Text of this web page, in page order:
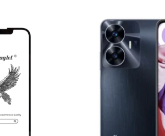
Trang Mobile Biên Hòa
khác tại Thùy Trang Mobile
Mobile Biên Hòa ngay hôm nay
thấy bạn cần thay
gặp một hoặc nhiều dấu hiệu sau, rất có